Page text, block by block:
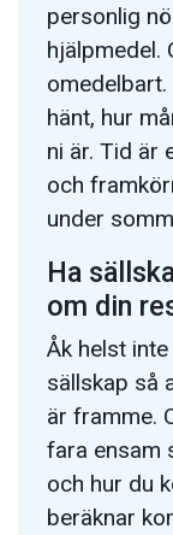
personlig
hjälpmedel.
hänt, hur
ni är. Tid är
och
under
Ha
om din
Åk helst
sällskap så
är framme.
fara ensam
och hur du
beräknar